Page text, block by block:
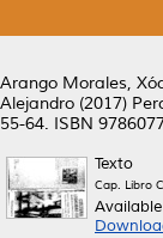
Arango Morales,
Alejandro (2017)
55-64. ISBN
Texto
Cap. Libro